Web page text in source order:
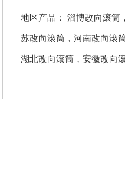
地区产品：淄博改向滚筒 ，
苏改向滚筒 ，河南改向滚
湖北改向滚筒 ，安徽改向